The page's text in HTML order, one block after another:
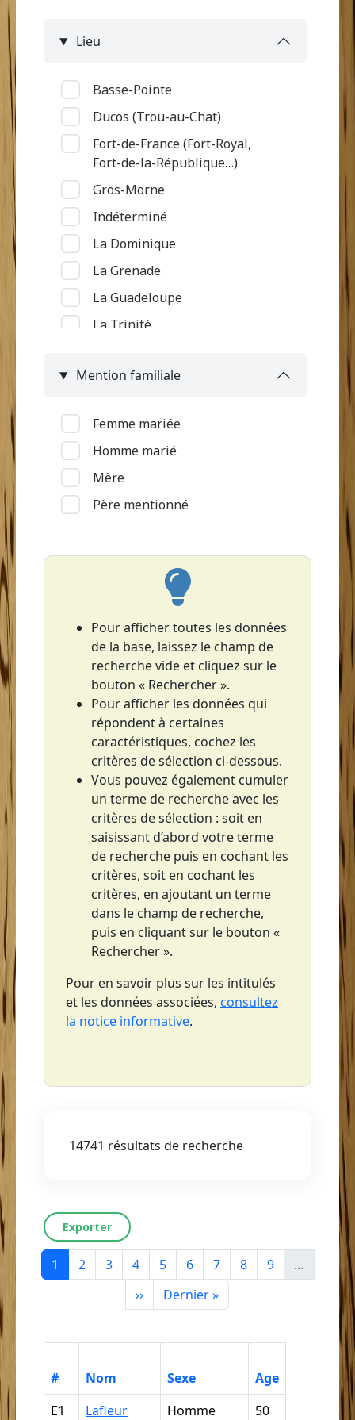
Lieu
Basse-Pointe
Ducos (Trou-au-Chat)
Fort-de-France (Fort-Royal,
Fort-de-la-République…)
Gros-Morne
Indéterminé
La Dominique
La Grenade
La Guadeloupe
La Trinité
Le François
Le Lorrain (Grand'Anse)
Le Marin
Le Prêcheur
Le Robert
Les Trois-Îlets
Macouba
Rivière-Pilote
Rivière-Salée
Saint-Esprit
Saint-Pierre
Sainte-Anne
Sainte-Luce
Sainte-Lucie
Sainte-Marie
Mention familiale
Femme mariée
Homme marié
Mère
Père mentionné
Pour afficher toutes les données
de la base, laissez le champ de
recherche vide et cliquez sur le
bouton « Rechercher ».
Pour afficher les données qui
répondent à certaines
caractéristiques, cochez les
critères de sélection ci-dessous.
Vous pouvez également cumuler
un terme de recherche avec les
critères de sélection : soit en
saisissant d’abord votre terme
de recherche puis en cochant les
critères, soit en cochant les
critères, en ajoutant un terme
dans le champ de recherche,
puis en cliquant sur le bouton «
Rechercher ».
Pour en savoir plus sur les intitulés
et les données associées, consultez
la notice informative.
14741 résultats de recherche
Exporter
Page courante
1 Page
2 Page
3 Page
4 Page
5 Page
6 Page
7 Page
8 Page
9
…
Page suivante
›› Dernière page
Dernier »
# Nom Sexe Age
E1
Lafleur Homme 50